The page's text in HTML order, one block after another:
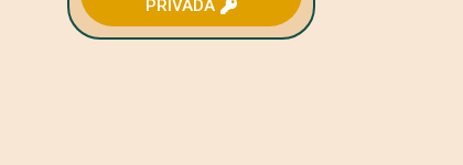
PRIVADA